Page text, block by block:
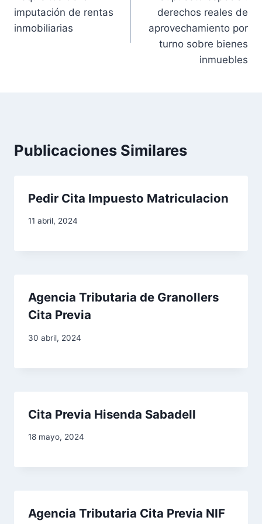
a
v
i
e
a
imputación de rentas
inmobiliarias
derechos reales de
aprovechamiento por
turno sobre bienes
inmuebles
Publicaciones Similares
Pedir Cita Impuesto Matriculacion
11 abril, 2024
Agencia Tributaria de Granollers
Cita Previa
30 abril, 2024
Cita Previa Hisenda Sabadell
18 mayo, 2024
Agencia Tributaria Cita Previa NIF